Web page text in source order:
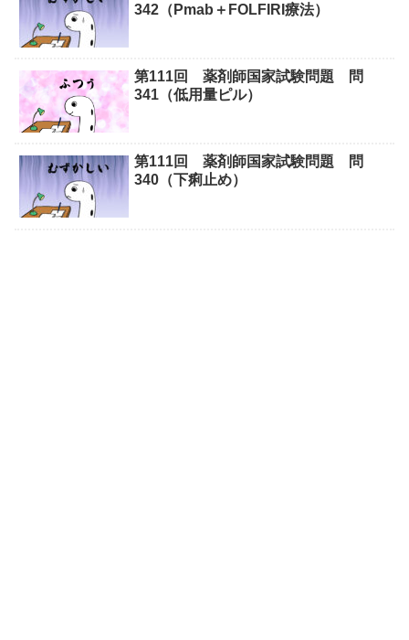
342（Pmab＋FOLFIRI療法）
第111回 薬剤師国家試験問題 問
341（低用量ピル）
第111回 薬剤師国家試験問題 問
340（下痢止め）